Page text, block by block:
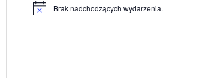
Powiadomienie
Brak nadchodzących wydarzenia.